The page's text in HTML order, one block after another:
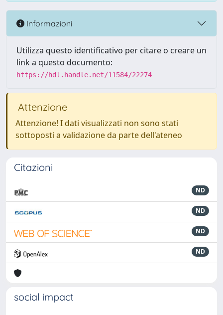
Informazioni
Utilizza questo identificativo per citare o creare un
link a questo documento:
https://hdl.handle.net/11584/22274
Attenzione
Attenzione! I dati visualizzati non sono stati
sottoposti a validazione da parte dell'ateneo
Citazioni
ND
ND
ND
ND
social impact